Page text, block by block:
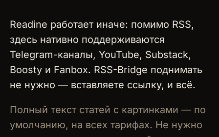
Readine работает иначе: помимо RSS,
здесь нативно поддерживаются
Telegram-каналы, YouTube, Substack,
Boosty и Fanbox. RSS-Bridge поднимать
не нужно — вставляете ссылку, и всё.
Полный текст статей с картинками — по
умолчанию, на всех тарифах. Не нужно